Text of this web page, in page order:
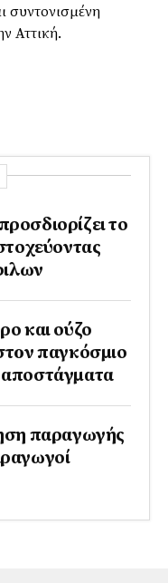
συντονισμένη
Αττική.
το
και ούζο
παγκόσμιο
παραγωγής